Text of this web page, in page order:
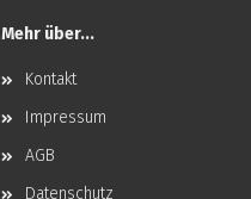
Mehr über...
Kontakt
Impressum
AGB
Datenschutz